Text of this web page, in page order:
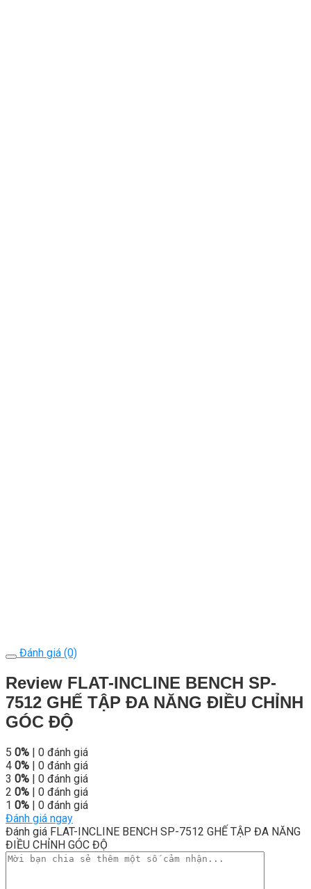
Đánh giá (0)
Review FLAT-INCLINE BENCH SP-
7512 GHẾ TẬP ĐA NĂNG ĐIỀU CHỈNH
GÓC ĐỘ
5 0% | 0 đánh giá
4 0% | 0 đánh giá
3 0% | 0 đánh giá
2 0% | 0 đánh giá
1 0% | 0 đánh giá
Đánh giá ngay
Đánh giá FLAT-INCLINE BENCH SP-7512 GHẾ TẬP ĐA NĂNG
ĐIỀU CHỈNH GÓC ĐỘ